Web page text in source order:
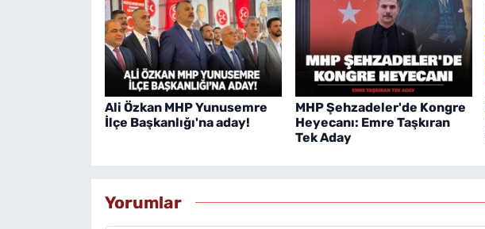
Ali Özkan MHP Yunusemre
İlçe Başkanlığı'na aday!
MHP Şehzadeler'de Kongre
Heyecanı: Emre Taşkıran
Tek Aday
Yorumlar